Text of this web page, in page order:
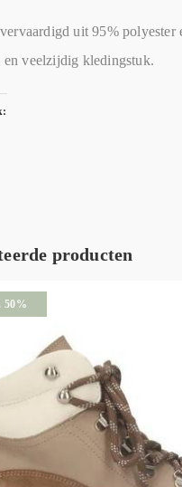
uit 95% polyester
en veelzijdig kledingstuk.
producten
50%